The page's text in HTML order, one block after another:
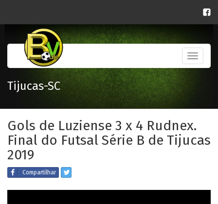
Toggle
Tijucas-SC
Gols de Luziense 3 x 4 Rudnex.
Final do Futsal Série B de Tijucas
2019
Compartilhar